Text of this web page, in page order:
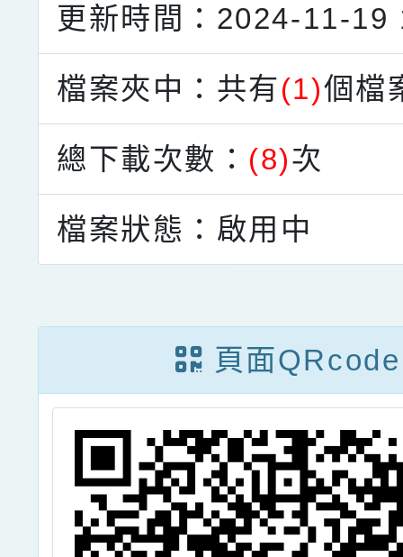
更新時間：2024-11-19
檔案夾中：共有(1)個檔
總下載次數： (8)次
檔案狀態：啟用中
頁面QRcode